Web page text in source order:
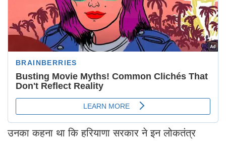
उनका कहना था कि हरियाणा सरकार ने इन लोकतंत्र